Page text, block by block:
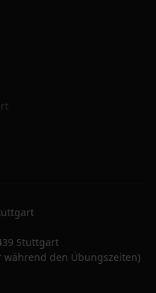
Stuttgart
während den Übungszeiten)